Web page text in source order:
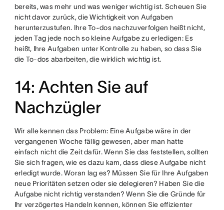
bereits, was mehr und was weniger wichtig ist. Scheuen Sie
nicht davor zurück, die Wichtigkeit von Aufgaben
herunterzustufen. Ihre To-dos nachzuverfolgen heißt nicht,
jeden Tag jede noch so kleine Aufgabe zu erledigen: Es
heißt, Ihre Aufgaben unter Kontrolle zu haben, so dass Sie
die To-dos abarbeiten, die wirklich wichtig ist.
14: Achten Sie auf
Nachzügler
Wir alle kennen das Problem: Eine Aufgabe wäre in der
vergangenen Woche fällig gewesen, aber man hatte
einfach nicht die Zeit dafür. Wenn Sie das feststellen, sollten
Sie sich fragen, wie es dazu kam, dass diese Aufgabe nicht
erledigt wurde. Woran lag es? Müssen Sie für Ihre Aufgaben
neue Prioritäten setzen oder sie delegieren? Haben Sie die
Aufgabe nicht richtig verstanden? Wenn Sie die Gründe für
Ihr verzögertes Handeln kennen, können Sie effizienter